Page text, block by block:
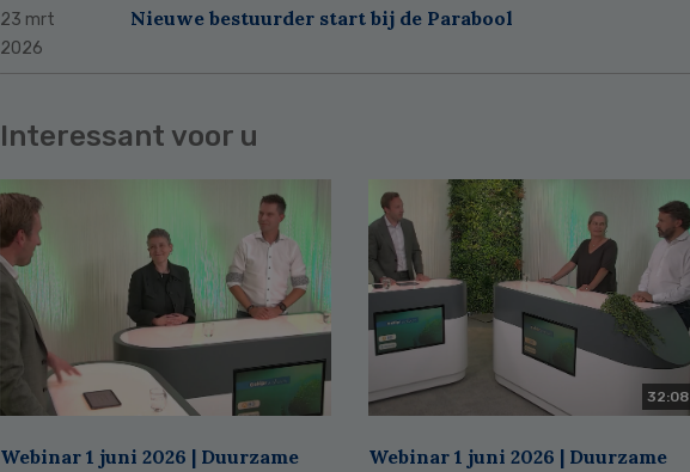
23 mrt
2026
Nieuwe bestuurder start bij de Parabool
Interessant voor u
Webinar 1 juni 2026 | Duurzame
32:08
Webinar 1 juni 2026 | Duurzame